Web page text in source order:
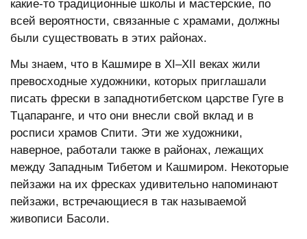
какие-то традиционные школы и мастерские, по
всей вероятности, связанные с храмами, должны
были существовать в этих районах.
Мы знаем, что в Кашмире в ХI–ХII веках жили
превосходные художники, которых приглашали
писать фрески в западнотибетском царстве Гуге в
Тцапаранге, и что они внесли свой вклад и в
росписи храмов Спити. Эти же художники,
наверное, работали также в районах, лежащих
между Западным Тибетом и Кашмиром. Некоторые
пейзажи на их фресках удивительно напоминают
пейзажи, встречающиеся в так называемой
живописи Басоли.